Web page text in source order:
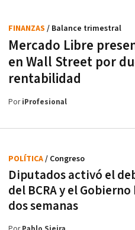
Mercado Libre
en Wall Street por
rentabilidad
FINANZAS / Balance trimestral
PoriProfesional
Diputados activó el
del BCRA y el
dos semanas
POLÍTICA/ Congreso